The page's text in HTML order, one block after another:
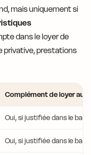
mais uniquement si
dans le loyer de
privative, prestations
Complément de loyer
Oui, si justifiée dans le bail
Oui, si justifiée dans le bail